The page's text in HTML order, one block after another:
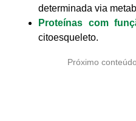
determinada via
Proteínas com
citoesqueleto.
Próximo